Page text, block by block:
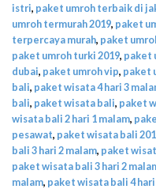
istri, paket umroh terbaik di
umroh termurah 2019, paket
terpercaya murah, paket
paket umroh turki 2019, paket
dubai, paket umroh vip, paket
bali, paket wisata 4 hari 3
bali, paket wisata bali, paket
wisata bali 2 hari 1 malam,
pesawat, paket wisata bali
bali 3 hari 2 malam, paket
paket wisata bali 3 hari 2
malam, paket wisata bali 4